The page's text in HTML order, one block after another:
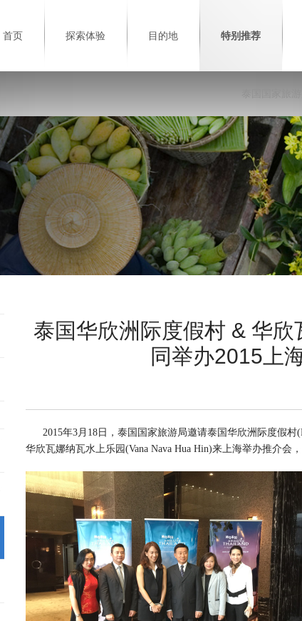
首页 探索体验 目的地 特别推荐
泰国华欣洲际度假村 & 华
同举办2015上
2015年3月18日，泰国国家旅游局邀请泰国华欣洲际度假村
华欣瓦娜纳瓦水上乐园(Vana Nava Hua Hin)来上海举办推介会